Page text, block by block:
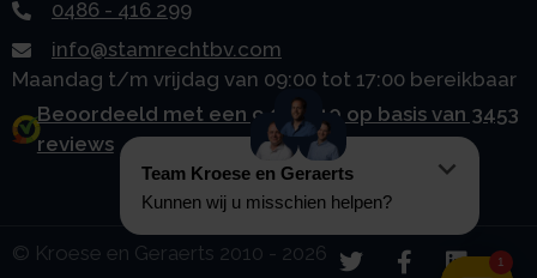
0486 - 416 299
info@stamrechtbv.com
Maandag t/m vrijdag van 09:00 tot 17:00 bereikbaar
Beoordeeld met een 9.0 uit 10 op basis van 3453
reviews
© Kroese en Geraerts 2010 - 2026